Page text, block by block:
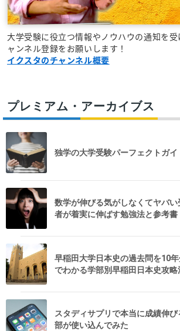
大学受験に役立つ情報やノウハウの通知を
ャンネル登録をお願いします！
イクスタのチャンネル概要
プレミアム・アーカイブス
独学の大学受験パーフェクトガイ
数学が伸びる気がしなくてヤバ
者が着実に伸ばす勉強法と参考書
早稲田大学日本史の過去問を10
でわかる学部別早稲田日本史攻略
スタディサプリで本当に成績伸
部が使い込んでみた